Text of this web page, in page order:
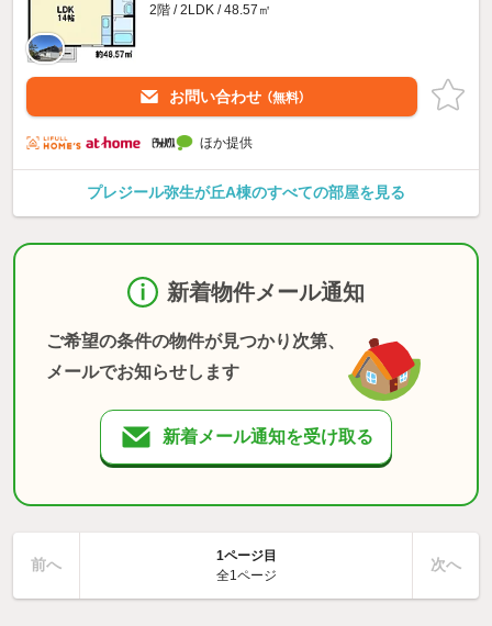
2階 / 2LDK / 48.57㎡
お問い合わせ （無料）
ほか提供
プレジール弥生が丘A棟のすべての部屋を見る
新着物件メール通知
ご希望の条件の物件が見つかり次第、
メールでお知らせします
新着メール通知を受け取る
前へ
1ページ目
全1ページ
次へ